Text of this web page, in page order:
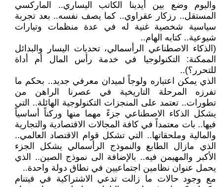
واليوم وضع بين أيدينا الكاتب اليساري.. الماركسي
المستقل.. رزكار عقراوي.. كما يصف نفسه.. بعد تجربة
سياسية شخصية غنية له في عدة منظمات وتيارات
شيوعية.. كتابه الهام..
(الذكاء الاصطناعي الرأسمالي، تحديات اليسار والبدائل
الممكنة: التكنولوجيا في خدمة رأس المال أم أداة
للتحرر؟)..
الذي يمكن اعتباره ولوجاً لميدان معرفي جديد.. بحكم ما
تفرزه المرحلة التاريخية في عصرنا الراهن من
تطورات.. تعتمد على المنجزات التكنولوجية الهائلة.. التي
يشكل الذكاء الاصطناعي جزءً مهما منها وركناً أساسياً
فيها.. بات معتمداً في كافة المجالات الاقتصادية والتجارية
والمالية وملحقاتها.. التي تشكل قوام الاقتصاد العالمي..
الذي مازال الطابع والنموذج الرأسمالي يشكل الجزء
الأكبر والمهيمن فيه.. بالإضافة الى نموذج الصين.. الذي
يحمل عنوان نظامين اجتماعيين في نطاق دولة واحدة..
مع وجود حالات ما زالت تدعي الاشتراكية في فيتنام